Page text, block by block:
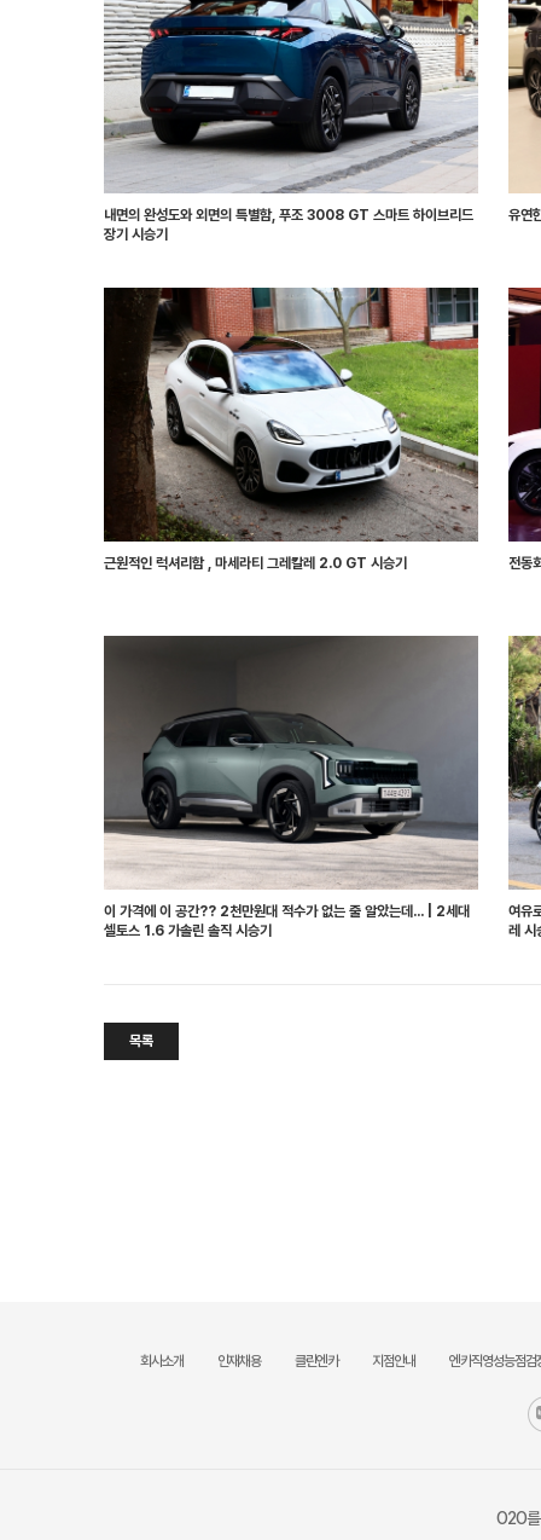
내면의 완성도와 외면의 특별함, 푸조 3008 GT 스마트 하이브리드
장기 시승기
유연
근원적인 럭셔리함 , 마세라티 그레칼레 2.0 GT 시승기 전동
이 가격에 이 공간?? 2천만원대 적수가 없는 줄 알았는데... | 2세대
셀토스 1.6 가솔린 솔직 시승기
여유
레 시
목록
회사소개 인재채용 클린엔카 지점안내 엔카직영성능점검
O2O를